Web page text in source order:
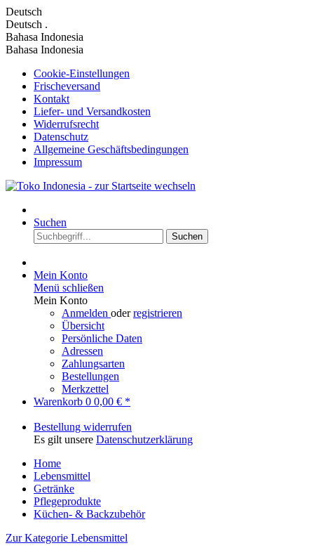
Deutsch
Deutsch .
Bahasa Indonesia
Bahasa Indonesia
Cookie-Einstellungen
Frischeversand
Kontakt
Liefer- und Versandkosten
Widerrufsrecht
Datenschutz
Allgemeine Geschäftsbedingungen
Impressum
Suchen
Suchen
Mein Konto
Menü schließen
Mein Konto
Anmelden oderregistrieren
Übersicht
Persönliche Daten
Adressen
Zahlungsarten
Bestellungen
Merkzettel
Warenkorb 0 0,00 € *
Bestellung widerrufen
Es gilt unsere Datenschutzerklärung
Home
Lebensmittel
Getränke
Pflegeprodukte
Küchen- & Backzubehör
Zur Kategorie Lebensmittel